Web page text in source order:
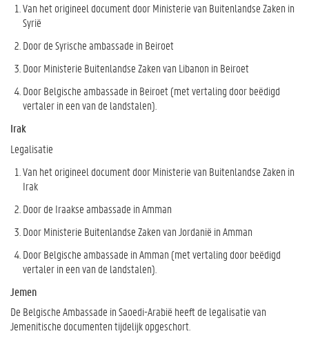
Van het origineel document door Ministerie van Buitenlandse Zaken in
Syrië
Door de Syrische ambassade in Beiroet
Door Ministerie Buitenlandse Zaken van Libanon in Beiroet
Door Belgische ambassade in Beiroet (met vertaling door beëdigd
vertaler in een van de landstalen).
Irak
Legalisatie
Van het origineel document door Ministerie van Buitenlandse Zaken in
Irak
Door de Iraakse ambassade in Amman
Door Ministerie Buitenlandse Zaken van Jordanië in Amman
Door Belgische ambassade in Amman (met vertaling door beëdigd
vertaler in een van de landstalen).
Jemen
De Belgische Ambassade in Saoedi-Arabië heeft de legalisatie van
Jemenitische documenten tijdelijk opgeschort.